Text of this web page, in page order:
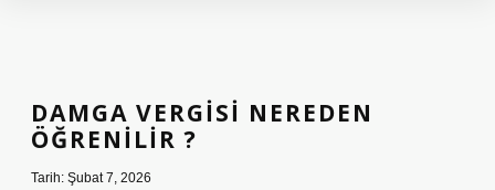
DAMGA VERGISI NEREDEN
ÖĞRENILIR ?
Tarih: Şubat 7, 2026